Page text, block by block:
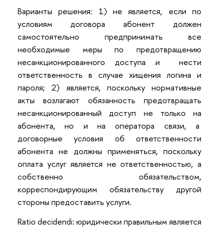
Варианты решения: 1) не является, если по
условиям договора абонент должен
самостоятельно предпринимать все
необходимые меры по предотвращению
несанкционированного доступа и нести
ответственность в случае хищения логина и
пароля; 2) является, поскольку нормативные
акты возлагают обязанность предотвращать
несанкционированный доступ не только на
абонента, но и на оператора связи, а
договорные условия об ответственности
абонента не должны применяться, поскольку
оплата услуг является не ответственностью, а
собственно обязательством,
корреспондирующим обязательству другой
стороны предоставить услуги.
Ratio decidendi: юридически правильным является